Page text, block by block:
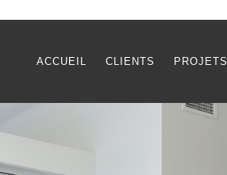
ACCUEIL CLIENTS PROJETS